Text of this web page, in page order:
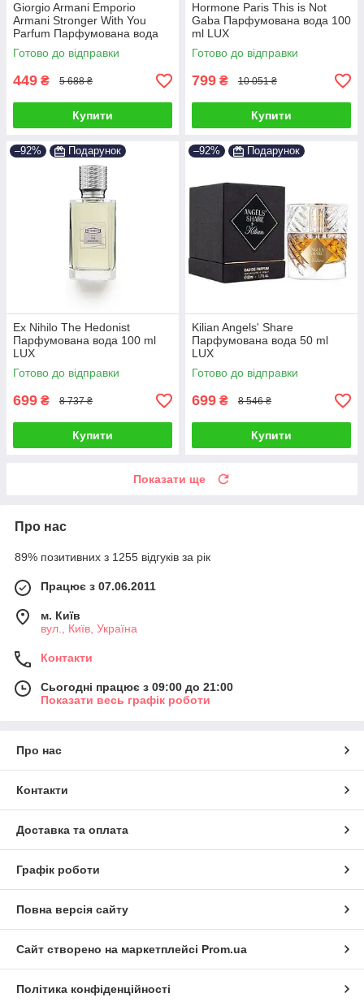
Giorgio Armani Emporio
Armani Stronger With You
Parfum Парфумована вода
100 ml
Готово до відправки
449 ₴ 5 688 ₴
Купити
Hormone Paris This is Not
Gaba Парфумована вода 100
ml LUX
Готово до відправки
799 ₴ 10 051 ₴
Купити
–92% Подарунок
Ex Nihilo The Hedonist
Парфумована вода 100 ml
LUX
Готово до відправки
699 ₴ 8 737 ₴
Купити
–92% Подарунок
Kilian Angels' Share
Парфумована вода 50 ml
LUX
Готово до відправки
699 ₴ 8 546 ₴
Купити
Показати ще
Про нас
89% позитивних з 1255 відгуків за рік
Працює з 07.06.2011
м. Київ
вул., Київ, Україна
Контакти
Сьогодні працює з 09:00 до 21:00
Показати весь графік роботи
Про нас
Контакти
Доставка та оплата
Графік роботи
Повна версія сайту
Сайт створено на маркетплейсі Prom.ua
Політика конфіденційності